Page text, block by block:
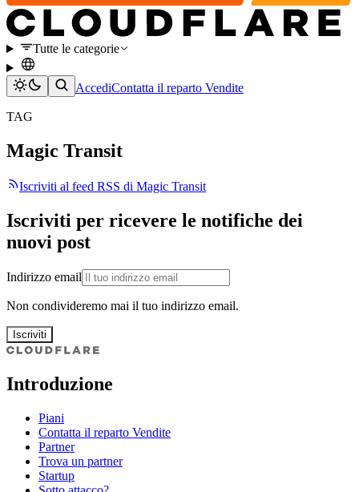
Tutte le categorie
AccediContatta il reparto Vendite
TAG
Magic Transit
Iscriviti al feed RSS di Magic Transit
Iscriviti per ricevere le notifiche dei
nuovi post
Indirizzo email
Non condivideremo mai il tuo indirizzo email.
Iscriviti
Introduzione
Piani
Contatta il reparto Vendite
Partner
Trova un partner
Startup